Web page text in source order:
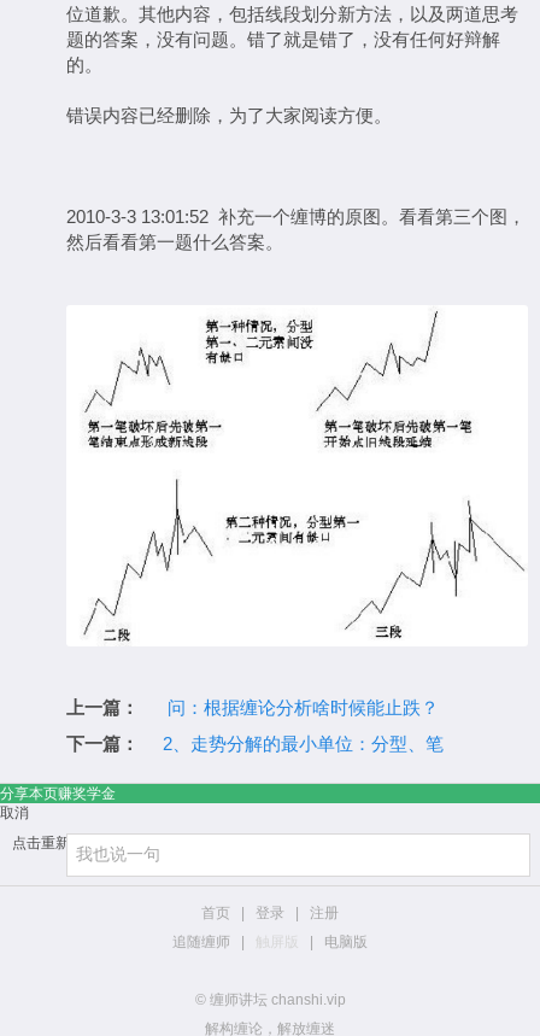
位道歉。其他内容，包括线段划分新方法，以及两道思考
题的答案，没有问题。错了就是错了，没有任何好辩解
的。
错误内容已经删除，为了大家阅读方便。
2010-3-3 13:01:52 补充一个缠博的原图。看看第三个图，
然后看看第一题什么答案。
上一篇：
问：根据缠论分析啥时候能止跌？
下一篇：
2、走势分解的最小单位：分型、笔
分享本页赚奖学金
取消
点击重新加载
首页 | 登录 |
注册
追随缠师
| 触屏版 | 电脑版
© 缠师讲坛 chanshi.vip
解构缠论，解放缠迷